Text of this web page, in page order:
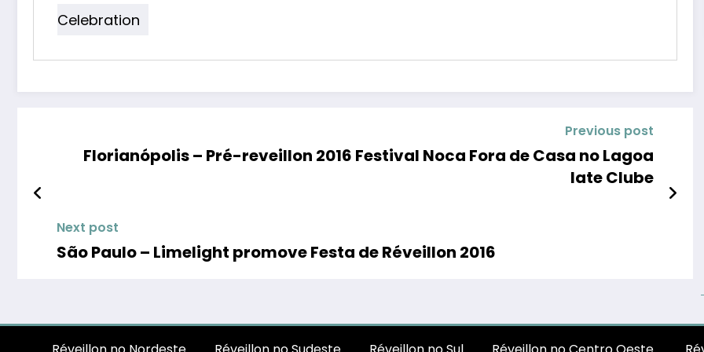
Celebration
Previous post
Florianópolis – Pré-reveillon 2016 Festival Noca Fora de Casa no Lagoa
Iate Clube
Next post
São Paulo – Limelight promove Festa de Réveillon 2016